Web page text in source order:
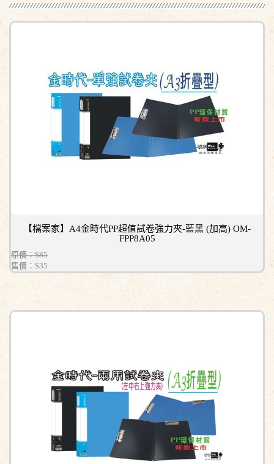
【檔案家】A4金時代PP超值試卷強力夾-藍黑 (加高) OM-
FPP8A05
原價：$85
售價： $35